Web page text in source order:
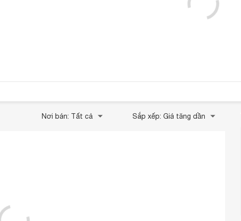
Nơi bán: Tất cả Sắp xếp: Giá tăng dần